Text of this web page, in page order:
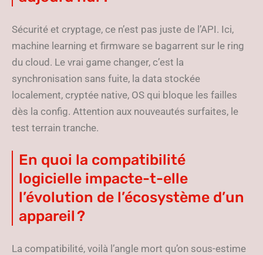
Sécurité et cryptage, ce n’est pas juste de l’API. Ici,
machine learning et firmware se bagarrent sur le ring
du cloud. Le vrai game changer, c’est la
synchronisation sans fuite, la data stockée
localement, cryptée native, OS qui bloque les failles
dès la config. Attention aux nouveautés surfaites, le
test terrain tranche.
En quoi la compatibilité
logicielle impacte-t-elle
l’évolution de l’écosystème d’un
appareil ?
La compatibilité, voilà l’angle mort qu’on sous-estime